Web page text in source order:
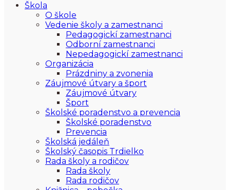
Škola
O škole
Vedenie školy a zamestnanci
Pedagogickí zamestnanci
Odborní zamestnanci
Nepedagogickí zamestnanci
Organizácia
Prázdniny a zvonenia
Záujmové útvary a šport
Záujmové útvary
Šport
Školské poradenstvo a prevencia
Školské poradenstvo
Prevencia
Školská jedáleň
Školský časopis Trdielko
Rada školy a rodičov
Rada školy
Rada rodičov